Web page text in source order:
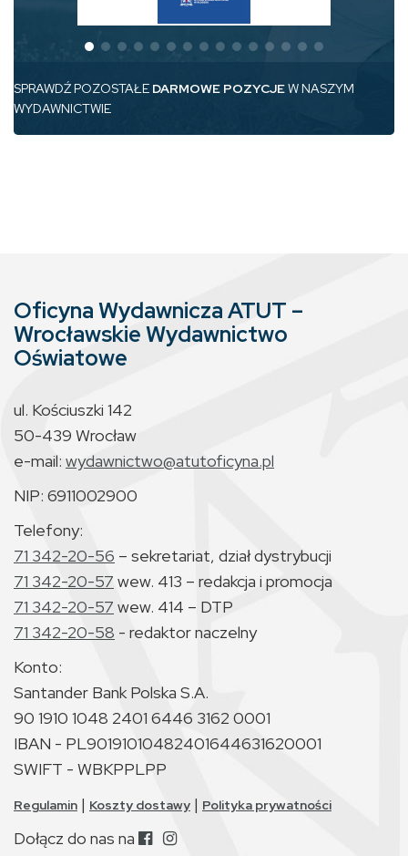
SPRAWDŹ POZOSTAŁE DARMOWE POZYCJEW NASZYM
WYDAWNICTWIE
Oficyna Wydawnicza ATUT –
Wrocławskie Wydawnictwo
Oświatowe
ul. Kościuszki 142
50-439 Wrocław
e-mail: wydawnictwo@atutoficyna.pl
NIP: 6911002900
Telefony:
71 342-20-56 – sekretariat, dział dystrybucji
71 342-20-57 wew. 413 – redakcja i promocja
71 342-20-57 wew. 414 – DTP
71 342-20-58 - redaktor naczelny
Konto:
Santander Bank Polska S.A.
90 1910 1048 2401 6446 3162 0001
IBAN - PL90191010482401644631620001
SWIFT - WBKPPLPP
Regulamin | Koszty dostawy | Polityka prywatności
Dołącz do nas na